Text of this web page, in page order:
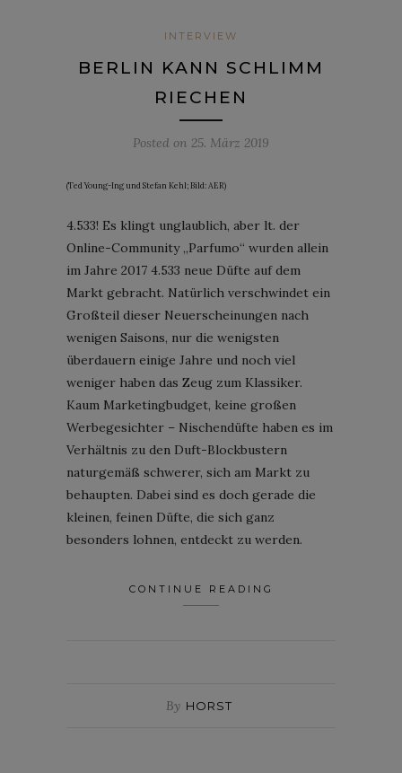
INTERVIEW
BERLIN KANN SCHLIMM
RIECHEN
Posted on 25. März 2019
(Ted Young-Ing und Stefan Kehl; Bild: AER)
4.533! Es klingt unglaublich, aber lt. der
Online-Community „Parfumo“ wurden allein
im Jahre 2017 4.533 neue Düfte auf dem
Markt gebracht. Natürlich verschwindet ein
Großteil dieser Neuerscheinungen nach
wenigen Saisons, nur die wenigsten
überdauern einige Jahre und noch viel
weniger haben das Zeug zum Klassiker.
Kaum Marketingbudget, keine großen
Werbegesichter – Nischendüfte haben es im
Verhältnis zu den Duft-Blockbustern
naturgemäß schwerer, sich am Markt zu
behaupten. Dabei sind es doch gerade die
kleinen, feinen Düfte, die sich ganz
besonders lohnen, entdeckt zu werden.
CONTINUE READING
By HORST